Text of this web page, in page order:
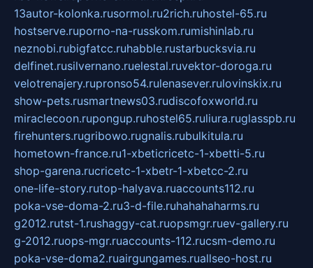
13autor-kolonka.rusormol.ru2rich.ruhostel-65.ru
hostserve.ruporno-na-russkom.rumishinlab.ru
neznobi.rubigfatcc.ruhabble.rustarbucksvia.ru
delfinet.rusilvernano.ruelestal.ruvektor-doroga.ru
velotrenajery.rupronso54.rulenasever.rulovinskix.ru
show-pets.rusmartnews03.rudiscofoxworld.ru
miraclecoon.rupongup.ruhostel65.ruliura.ruglasspb.ru
firehunters.rugribowo.rugnalis.rubulkitula.ru
hometown-france.ru1-xbeticricetc-1-xbetti-5.ru
shop-garena.rucricetc-1-xbetr-1-xbetcc-2.ru
one-life-story.rutop-halyava.ruaccounts112.ru
poka-vse-doma-2.ru3-d-file.ruhahahaharms.ru
g2012.rutst-1.rushaggy-cat.ruopsmgr.ruev-gallery.ru
g-2012.ruops-mgr.ruaccounts-112.rucsm-demo.ru
poka-vse-doma2.ruairgungames.ruallseo-host.ru